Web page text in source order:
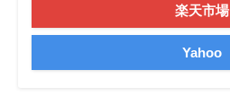
楽天市場
Yahoo